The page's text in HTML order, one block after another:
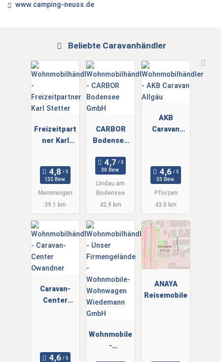
www.camping-neuss.de
Beliebte Caravanhändler
Freizeitpart
ner Karl
132 Bew.
Memmingen
39.1 km
CARBOR
Bodensee
30 Bew.
Lindau am
Bodensee
42.9 km
AKB
Caravan
33 Bew.
Pforzen
43.0 km
Caravan-
Center
Wohnmobile
-
ANAYA
Reisemobile